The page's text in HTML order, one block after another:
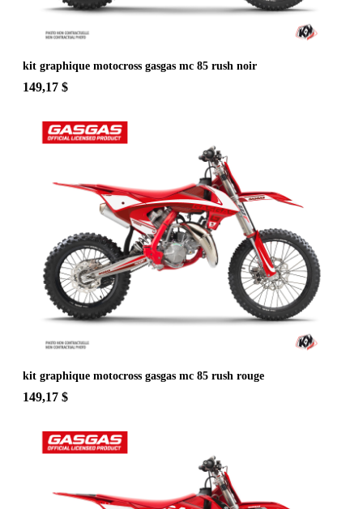
kit graphique motocross gasgas mc 85 rush noir
149,17 $
kit graphique motocross gasgas mc 85 rush rouge
149,17 $